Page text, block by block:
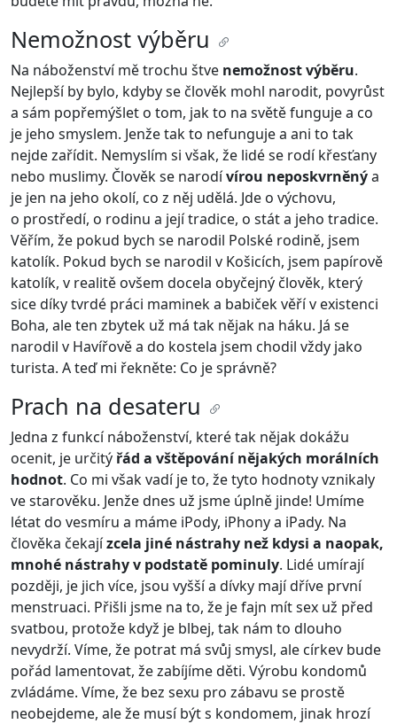
Nemožnost výběru
Na náboženství mě trochu štve nemožnost výběru.
Nejlepší by bylo, kdyby se člověk mohl narodit, povyrůst
a sám popřemýšlet o tom, jak to na světě funguje a co
je jeho smyslem. Jenže tak to nefunguje a ani to tak
nejde zařídit. Nemyslím si však, že lidé se rodí křesťany
nebo muslimy. Člověk se narodívírou neposkvrněnýa
je jen na jeho okolí, co z něj udělá. Jde o výchovu,
o prostředí, o rodinu a její tradice, o stát a jeho tradice.
Věřím, že pokud bych se narodil Polské rodině, jsem
katolík. Pokud bych se narodil v Košicích, jsem papírově
katolík, v realitě ovšem docela obyčejný člověk, který
sice díky tvrdé práci maminek a babiček věří v existenci
Boha, ale ten zbytek už má tak nějak na háku. Já se
narodil v Havířově a do kostela jsem chodil vždy jako
turista. A teď mi řekněte: Co je správně?
Prach na desateru
Jedna z funkcí náboženství, které tak nějak dokážu
ocenit, je určitýřád a vštěpování nějakých morálních
hodnot. Co mi však vadí je to, že tyto hodnoty vznikaly
ve starověku. Jenže dnes už jsme úplně jinde! Umíme
létat do vesmíru a máme iPody, iPhony a iPady. Na
člověka čekajízcela jiné nástrahy než kdysi a naopak,
mnohé nástrahy v podstatě pominuly. Lidé umírají
později, je jich více, jsou vyšší a dívky mají dříve první
menstruaci. Přišli jsme na to, že je fajn mít sex už před
svatbou, protože když je blbej, tak nám to dlouho
nevydrží. Víme, že potrat má svůj smysl, ale církev bude
pořád lamentovat, že zabíjíme děti. Výrobu kondomů
zvládáme. Víme, že bez sexu pro zábavu se prostě
neobejdeme, ale že musí být s kondomem, jinak hrozí